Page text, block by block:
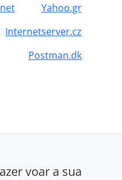
Yahoo.gr
Internetserver.cz
Postman.dk
voar a sua